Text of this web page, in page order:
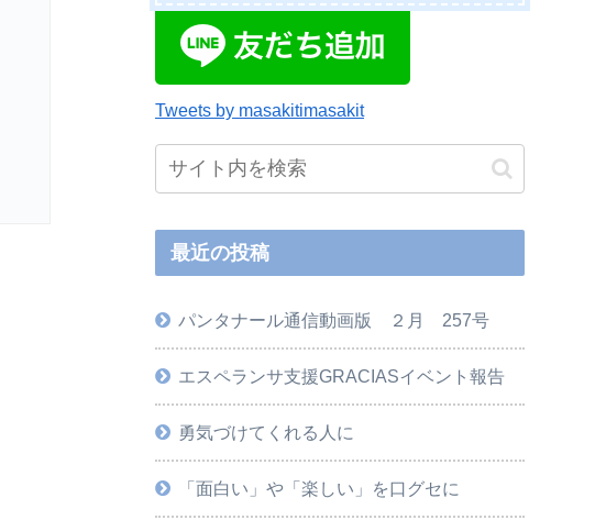
Tweets by masakitimasakit
最近の投稿
パンタナール通信動画版 ２月 257号
エスペランサ支援GRACIASイベント報告
勇気づけてくれる人に
「面白い」や「楽しい」を口グセに